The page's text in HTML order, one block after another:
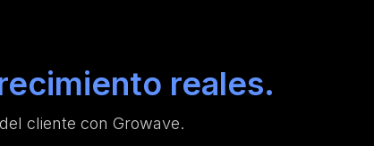
reales.
cliente con Growave.